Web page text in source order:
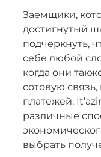
Заемщики,
достигнутый
подчеркнуть,
себе любой
когда они
сотовую
платежей.
различные
выбрать